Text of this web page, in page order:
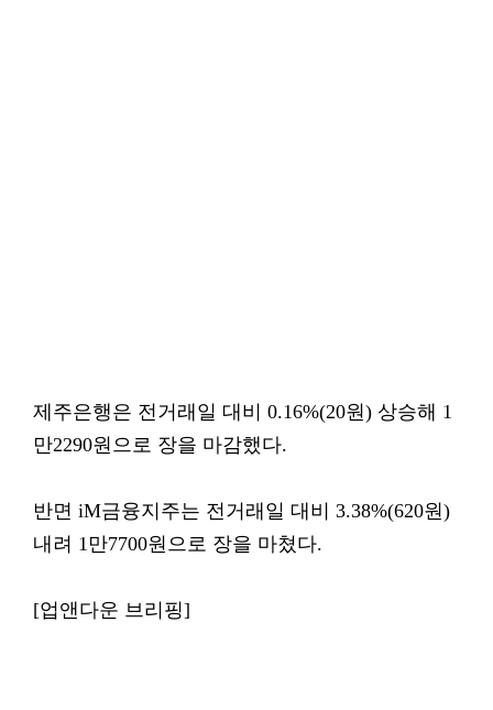
제주은행은 전거래일 대비 0.16%(20원) 상승해 1
만2290원으로 장을 마감했다.
반면 iM금융지주는 전거래일 대비 3.38%(620원)
내려 1만7700원으로 장을 마쳤다.
[업앤다운 브리핑]